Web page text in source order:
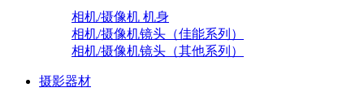
相机/摄像机 机身
相机/摄像机镜头（佳能系列）
相机/摄像机镜头（其他系列）
摄影器材